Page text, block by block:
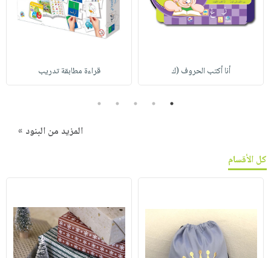
أنا أكتب الحروف (ك قراءة مطابقة تدريب
1
2
3
4
5
المزيد من البنود »
كل الأقسام